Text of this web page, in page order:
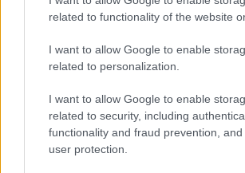
related to functionality of the website
I want to allow Google to enable
related to personalization.
I want to allow Google to enable
related to security, including
functionality and fraud prevention,
user protection.
Salvini al concerto per De
nonno gli avrebbe chiesto che
Stop ai cantieri privati a
anche a San Pantaleo
Rapina a Porto Rotondo, due